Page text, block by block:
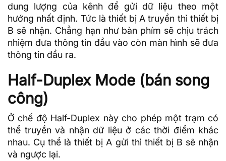
dung lượng của kênh để gửi dữ liệu theo một
hướng nhất định. Tức là thiết bị A truyền thì thiết bị
B sẽ nhận. Chẳng hạn như bàn phím sẽ chịu trách
nhiệm đưa thông tin đầu vào còn màn hình sẽ đưa
thông tin đầu ra.
Half-Duplex Mode (bán song
công)
Ở chế độ Half-Duplex này cho phép một trạm có
thể truyền và nhận dữ liệu ở các thời điểm khác
nhau. Cụ thể là thiết bị A gửi thì thiết bị B sẽ nhận
và ngược lại.